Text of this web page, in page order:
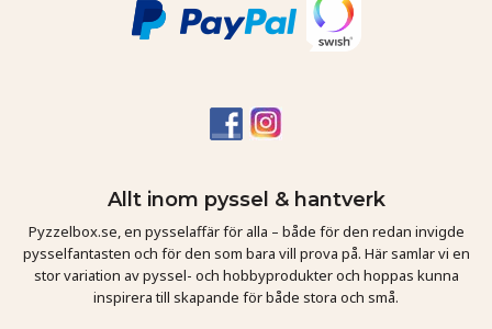
Allt inom pyssel & hantverk
Pyzzelbox.se, en pysselaffär för alla – både för den redan invigde
pysselfantasten och för den som bara vill prova på. Här samlar vi en
stor variation av pyssel- och hobbyprodukter och hoppas kunna
inspirera till skapande för både stora och små.